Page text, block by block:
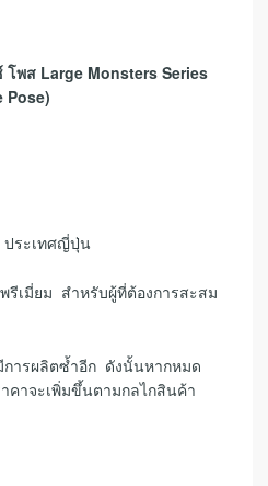
โพส Large Monsters Series
Pose)
ประเทศญี่ปุ่น
รีเมี่ยม สำหรับผู้ที่ต้องการสะสม
การผลิตซ้ำอีก ดังนั้นหากหมด
คาจะเพิ่มขึ้นตามกลไกสินค้า